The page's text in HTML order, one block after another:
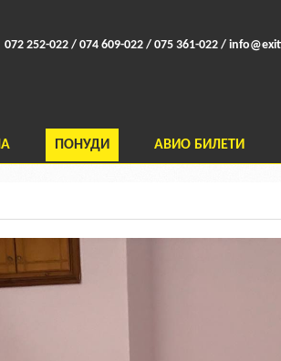
072 252-022 / 074 609-022 / 075 361-022 /
ПОНУДИ АВИО БИЛЕТИ